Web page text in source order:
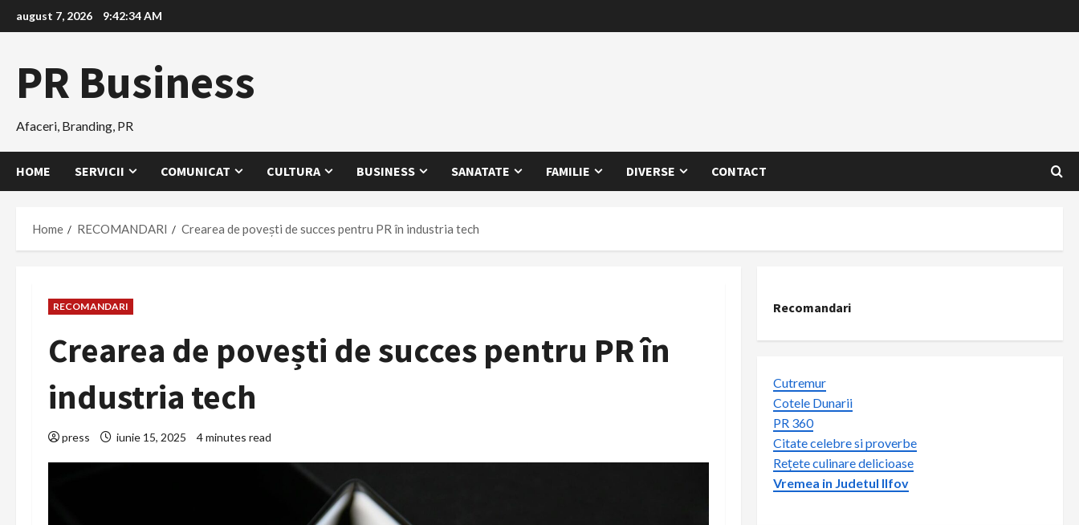
to
august 7, 2026 9:42:35 AM
PR Business
Afaceri, Branding, PR
HOME SERVICII COMUNICAT CULTURA BUSINESS SANATATE FAMILIE DIVERSE CONTACT
Home RECOMANDARI Crearea de povești de succes pentru PR în industria tech
RECOMANDARI
Crearea de povești de succes pentru PR în
industria tech
press iunie 15, 2025 4 minutes read
Recomandari
Cutremur
Cotele Dunarii
PR 360
Citate celebre si proverbe
Rețete culinare delicioase
Vremea in Judetul Ilfov